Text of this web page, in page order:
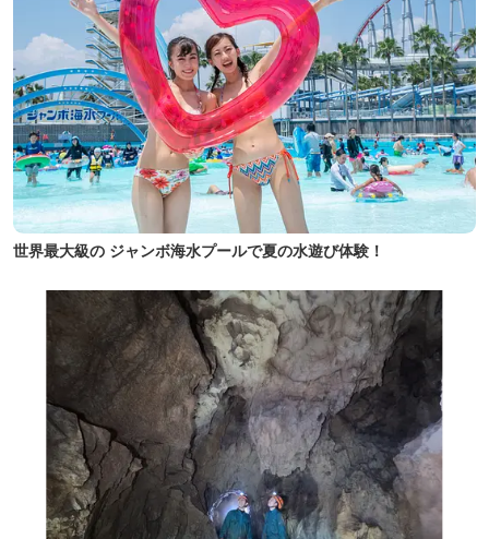
世界最大級の ジャンボ海水プールで夏の水遊び体験！